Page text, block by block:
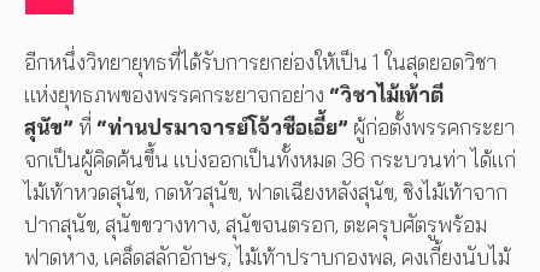
อีกหนึ่งวิทยายุทธที่ได้รับการยกย่องให้เป็น 1 ในสุดยอดวิชา
แห่งยุทธภพของพรรคกระยาจกอย่าง “วิชาไม้เท้าตี
สุนัข” ที่ “ท่านปรมาจารย์โจ้วซือเอี้ย” ผู้ก่อตั้งพรรคกระยา
จกเป็นผู้คิดค้นขึ้น แบ่งออกเป็นทั้งหมด 36 กระบวนท่า ได้แก่
ไม้เท้าหวดสุนัข, กดหัวสุนัข, ฟาดเฉียงหลังสุนัข, ชิงไม้เท้าจาก
ปากสุนัข, สุนัขขวางทาง, สุนัขจนตรอก, ตะครุบศัตรูพร้อม
ฟาดหาง, เคล็ดสลักอักษร, ไม้เท้าปราบกองพล, คงเกี้ยงนับไม้